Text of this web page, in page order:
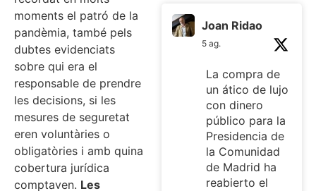
moments el patró de la
pandèmia, també pels
dubtes evidenciats
sobre qui era el
responsable de prendre
les decisions, si les
mesures de seguretat
eren voluntàries o
obligatòries i amb quina
cobertura jurídica
comptaven. Les
Joan Ridao
5 ag.
La compra de
un ático de lujo
con dinero
público para la
Presidencia de
la Comunidad
de Madrid ha
reabierto el